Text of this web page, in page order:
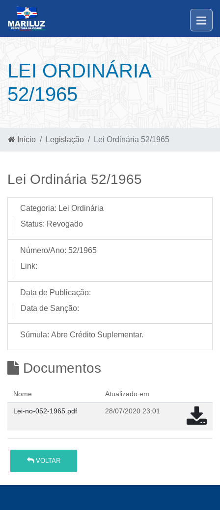
LEI ORDINÁRIA
52/1965
Início Legislação Lei Ordinária 52/1965
Lei Ordinária 52/1965
Categoria: Lei Ordinária
Status: Revogado
Número/Ano: 52/1965
Link:
Data de Publicação:
Data de Sanção:
Súmula: Abre Crédito Suplementar.
Documentos
Nome Atualizado em
Lei-no-052-1965.pdf 28/07/2020 23:01
VOLTAR